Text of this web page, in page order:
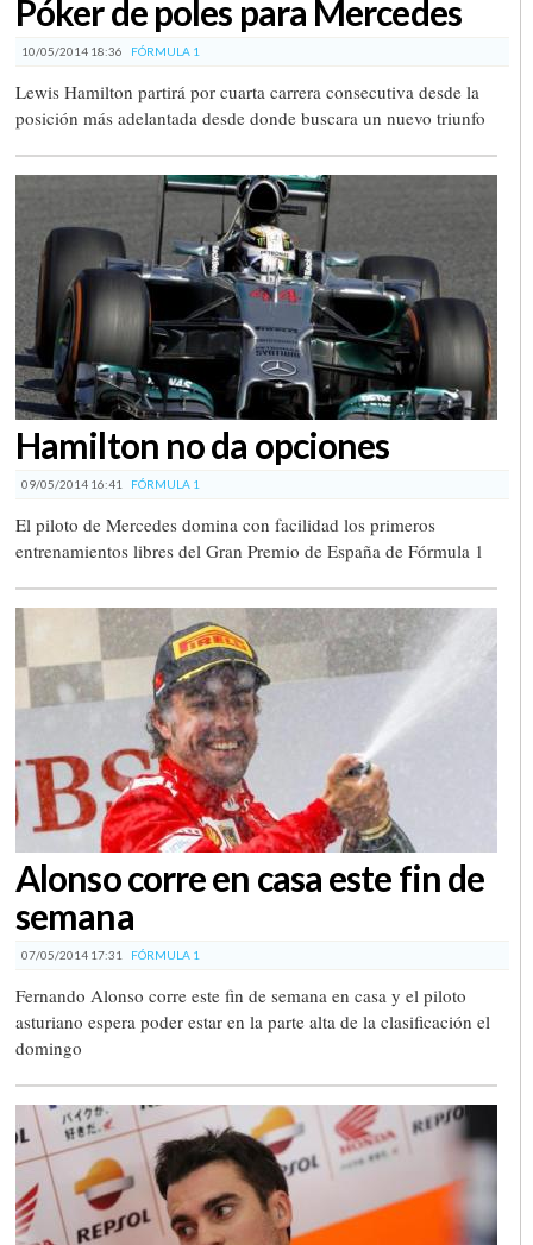
Póker de poles para Mercedes
10/05/2014 18:36 FÓRMULA 1
Lewis Hamilton partirá por cuarta carrera consecutiva desde la
posición más adelantada desde donde buscara un nuevo triunfo
Hamilton no da opciones
09/05/2014 16:41 FÓRMULA 1
El piloto de Mercedes domina con facilidad los primeros
entrenamientos libres del Gran Premio de España de Fórmula 1
Alonso corre en casa este fin de
semana
07/05/2014 17:31 FÓRMULA 1
Fernando Alonso corre este fin de semana en casa y el piloto
asturiano espera poder estar en la parte alta de la clasificación el
domingo